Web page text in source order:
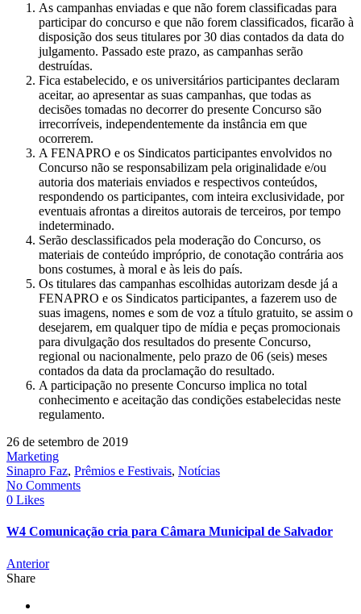
As campanhas enviadas e que não forem classificadas para
participar do concurso e que não forem classificados, ficarão à
disposição dos seus titulares por 30 dias contados da data do
julgamento. Passado este prazo, as campanhas serão
destruídas.
Fica estabelecido, e os universitários participantes declaram
aceitar, ao apresentar as suas campanhas, que todas as
decisões tomadas no decorrer do presente Concurso são
irrecorríveis, independentemente da instância em que
ocorrerem.
A FENAPRO e os Sindicatos participantes envolvidos no
Concurso não se responsabilizam pela originalidade e/ou
autoria dos materiais enviados e respectivos conteúdos,
respondendo os participantes, com inteira exclusividade, por
eventuais afrontas a direitos autorais de terceiros, por tempo
indeterminado.
Serão desclassificados pela moderação do Concurso, os
materiais de conteúdo impróprio, de conotação contrária aos
bons costumes, à moral e às leis do país.
Os titulares das campanhas escolhidas autorizam desde já a
FENAPRO e os Sindicatos participantes, a fazerem uso de
suas imagens, nomes e som de voz a título gratuito, se assim o
desejarem, em qualquer tipo de mídia e peças promocionais
para divulgação dos resultados do presente Concurso,
regional ou nacionalmente, pelo prazo de 06 (seis) meses
contados da data da proclamação do resultado.
A participação no presente Concurso implica no total
conhecimento e aceitação das condições estabelecidas neste
regulamento.
26 de setembro de 2019
Marketing
Sinapro Faz, Prêmios e Festivais, Notícias
No Comments
0 Likes
W4 Comunicação cria para Câmara Municipal de Salvador
Anterior
Share